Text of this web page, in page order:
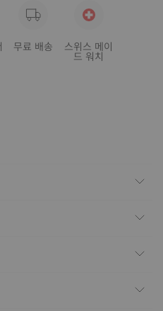
무료 배송 스위스 메이
드 워치